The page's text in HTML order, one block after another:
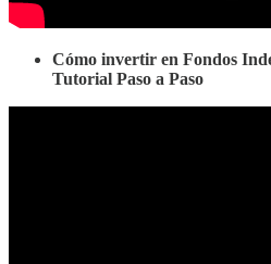
Cómo invertir en Fondos
Tutorial Paso a Paso